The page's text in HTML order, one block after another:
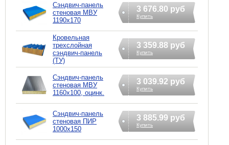
Сэндвич-панель
стеновая МВУ
1190x170
3 676.80 руб
Купить
Кровельная
трехслойная
сэндвич-панель
(ТУ)
3 359.88 руб
Купить
Сэндвич-панель
стеновая МВУ
1160x100, оцинк.
3 039.92 руб
Купить
Сэндвич-панель
стеновая ПИР
1000x150
3 885.99 руб
Купить